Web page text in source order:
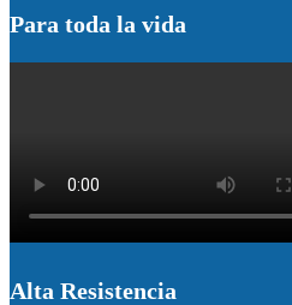
Para toda la vida
Alta Resistencia